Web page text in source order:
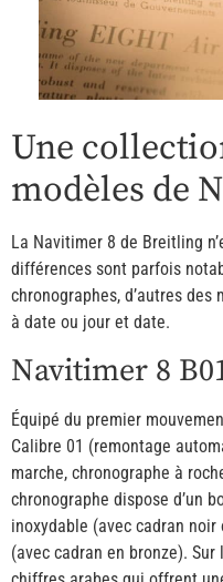
Une
modèles de
La Navitimer 8 de Breitling
différences sont parfois
chronographes, d’autres des
à date ou jour et date.
Navitimer 8
Équipé du premier
Calibre 01 (remontage
marche, chronographe à
chronographe dispose d’un
inoxydable (avec cadran
(avec cadran en bronze).